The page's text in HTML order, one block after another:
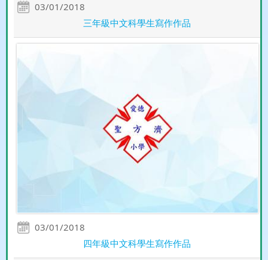
03/01/2018
三年級中文科學生寫作作品
03/01/2018
四年級中文科學生寫作作品